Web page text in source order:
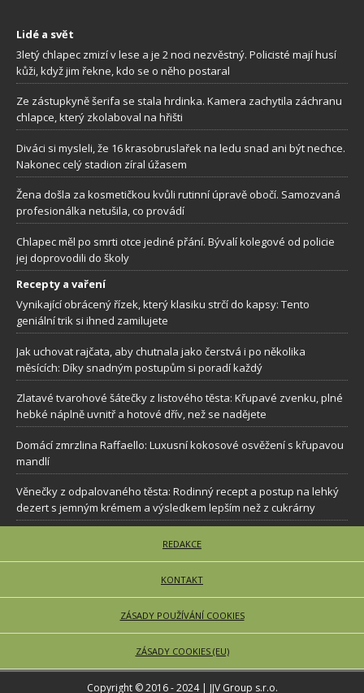
Lidé a svět
3letý chlapec zmizí v lese a je 2 noci nezvěstný. Policisté mají husí
kůži, když jim řekne, kdo se o něho postaral
Ze zástupkyně šerifa se stala hrdinka. Kamera zachytila záchranu
chlapce, který zkolaboval na hřišti
Diváci si mysleli, že 16 krasobruslařek na ledu snad ani být nechce.
Nakonec celý stadion zíral úžasem
Žena došla za kosmetičkou kvůli rutinní úpravě obočí. Samozvaná
profesionálka netušila, co provádí
Chlapec měl po smrti otce jediné přání. Bývalí kolegové od policie
jej doprovodili do školy
Recepty a vaření
Vynikající obrácený řízek, který klasiku strčí do kapsy: Tento
geniální trik si ihned zamilujete
Jak uchovat rajčata, aby chutnala jako čerstvá i po několika
měsících: Díky snadným postupům si poradí každý
Zlatavé tvarohové šátečky z listového těsta: Křupavé zvenku, plné
hebké náplně uvnitř a hotové dřív, než se nadějete
Domácí zmrzlina Raffaello: Luxusní kokosové osvěžení s křupavou
mandlí
Věnečky z odpalovaného těsta: Rodinný recept a postup na lehký
dezert s jemným krémem a výsledkem lepším než z cukrárny
REDAKCE
KONTAKT
ZÁSADY POUŽÍVÁNÍ COOKIES
ZÁSADY COOKIES (EU)
Copyright © 2016 - 2024 | JJV Group s.r.o.